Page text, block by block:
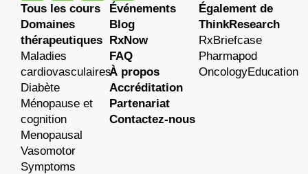
Tous les cours
Domaines
thérapeutiques
Maladies
cardiovasculaires
Diabète
Ménopause et
cognition
Menopausal
Vasomotor
Symptoms
Événements
Blog
RxNow
FAQ
À propos
Accréditation
Partenariat
Contactez-nous
Également de
ThinkResearch
RxBriefcase
Pharmapod
OncologyEducation